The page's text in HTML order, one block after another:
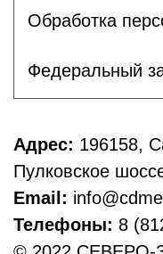
Обработка
Федеральный
Адрес: 196158,
Пулковское
Email:
Телефоны: 8